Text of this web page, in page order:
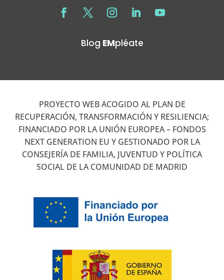
Blog EMpléate
PROYECTO WEB ACOGIDO AL PLAN DE
RECUPERACIÓN, TRANSFORMACIÓN Y RESILIENCIA;
FINANCIADO POR LA UNIÓN EUROPEA – FONDOS
NEXT GENERATION EU Y GESTIONADO POR LA
CONSEJERÍA DE FAMILIA, JUVENTUD Y POLÍTICA
SOCIAL DE LA COMUNIDAD DE MADRID